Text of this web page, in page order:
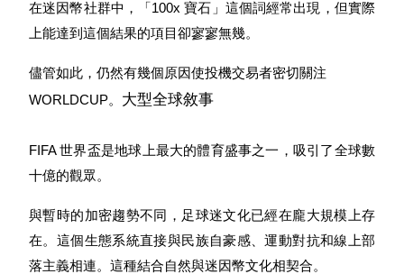
USDT活期理財、無鎖定期
新用戶專享 BTC 6.5% APR
在迷因幣社群中，「100x 寶石」這個詞經常出現，但實際
上能達到這個結果的項目卻寥寥無幾。
儘管如此，仍然有幾個原因使投機交易者密切關注
WORLDCUP。 大型全球敘事
FIFA 世界盃是地球上最大的體育盛事之一，吸引了全球數
十億的觀眾。
與暫時的加密趨勢不同，足球迷文化已經在龐大規模上存
在。這個生態系統直接與民族自豪感、運動對抗和線上部
落主義相連。這種結合自然與迷因幣文化相契合。